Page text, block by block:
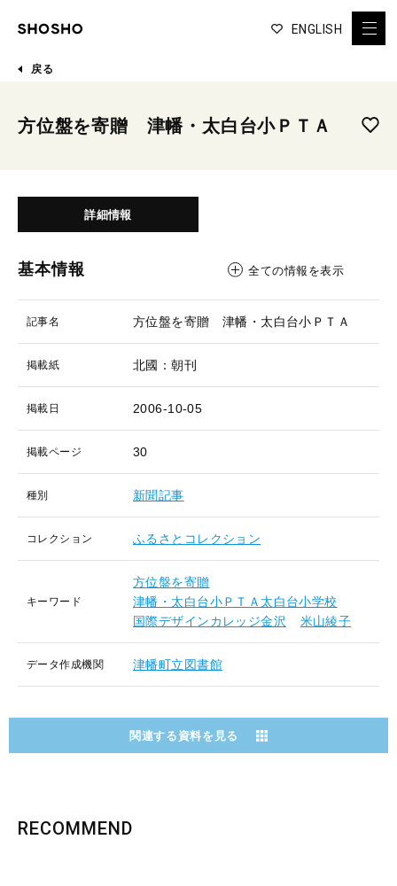
ENGLISH
戻る
方位盤を寄贈 津幡・太白台小ＰＴＡ
詳細情報
基本情報 全ての情報を表示
記事名 方位盤を寄贈 津幡・太白台小ＰＴＡ
掲載紙 北國：朝刊
掲載日 2006-10-05
掲載ページ 30
種別 新聞記事
コレクション ふるさとコレクション
キーワード
方位盤を寄贈
津幡・太白台小ＰＴＡ太白台小学校
国際デザインカレッジ金沢
米山綾子
データ作成機関 津幡町立図書館
関連する資料を見る
RECOMMEND